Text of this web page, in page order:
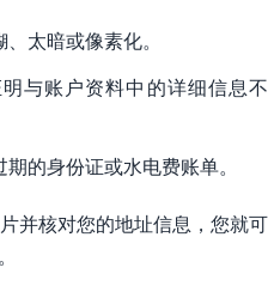
、太暗或像素化。
与账户资料中的详细信息不
期的身份证或水电费账单。
并核对您的地址信息，您就可